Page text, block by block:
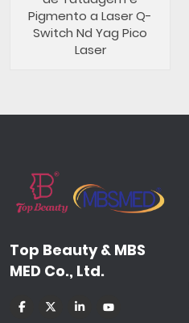
Pigmento a Laser Q-
Switch Nd Yag Pico
Laser
Top Beauty & MBS
MED Co., Ltd.